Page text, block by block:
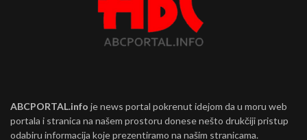
ABCPORTAL.info je news portal pokrenut idejom da u moru web
portala i stranica na našem prostoru donese nešto drukčiji pristup
odabiru informacija koje prezentiramo na našim stranicama.